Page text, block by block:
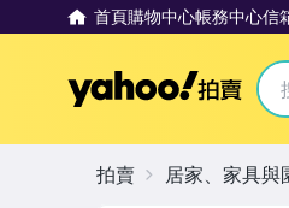
首頁購物中心帳務中心信
拍賣 居家、家具與